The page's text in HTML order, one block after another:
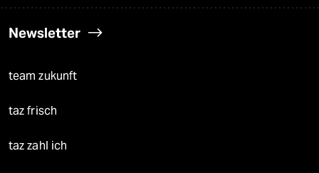
Newsletter
team zukunft
taz frisch
taz zahl ich